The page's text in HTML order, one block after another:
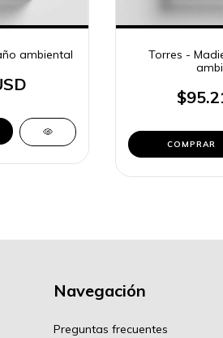
ambiental
Torres -
COMPRAR
Navegación
Preguntas frecuentes